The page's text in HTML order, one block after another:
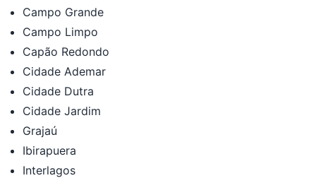
Campo Grande
Campo Limpo
Capão Redondo
Cidade Ademar
Cidade Dutra
Cidade Jardim
Grajaú
Ibirapuera
Interlagos